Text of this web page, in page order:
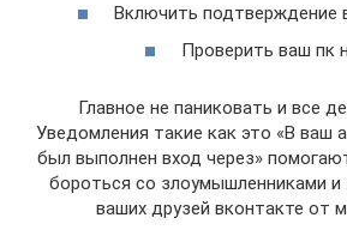
Включить подтверждение
Проверить ваш пк
Главное не паниковать и все
Уведомления такие как это «В ваш
был выполнен вход через»
бороться со злоумышленниками
ваших друзей вконтакте от